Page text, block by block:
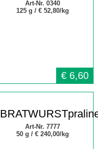
Art-Nr. 0340
125 g /€ 52,80/kg
€ 6,60
Art-Nr. 7777
50 g /€ 240,00/kg